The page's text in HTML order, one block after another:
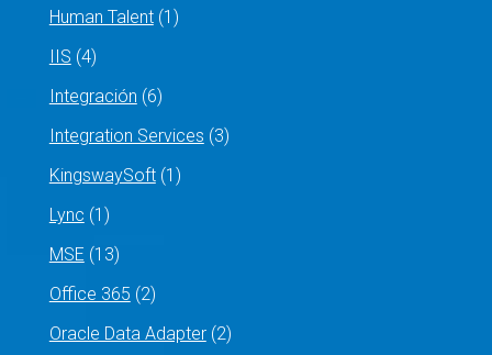
Human Talent(1)
IIS (4)
Integración (6)
Integration Services (3)
KingswaySoft(1)
Lync (1)
MSE (13)
Office 365 (2)
Oracle Data Adapter(2)